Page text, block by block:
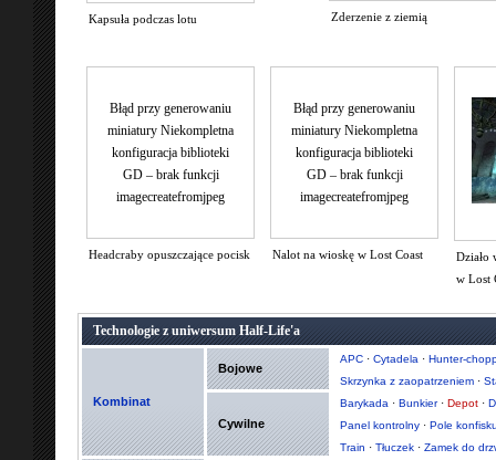
Kapsuła podczas lotu Zderzenie z ziemią
Błąd przy generowaniu
miniatury Niekompletna
konfiguracja biblioteki
GD – brak funkcji
imagecreatefromjpeg
Headcraby opuszczające pocisk
Błąd przy generowaniu
miniatury Niekompletna
konfiguracja biblioteki
GD – brak funkcji
imagecreatefromjpeg
Nalot na wioskę w Lost Coast
Działo
w Lost
Technologie z uniwersum Half-Life'a
Kombinat
Bojowe
APC · Cytadela · Hunter-
Skrzynka z zaopatrzeniem ·
Cywilne
Barykada · Bunkier· Depot ·
Panel kontrolny · Pole
Train · Tłuczek · Zamek do